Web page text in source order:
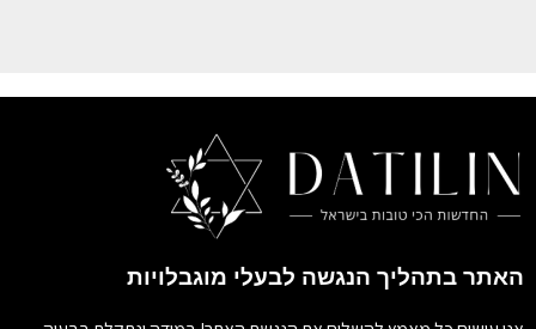
האתר בתהליך הנגשה לבעלי מוגבלויות